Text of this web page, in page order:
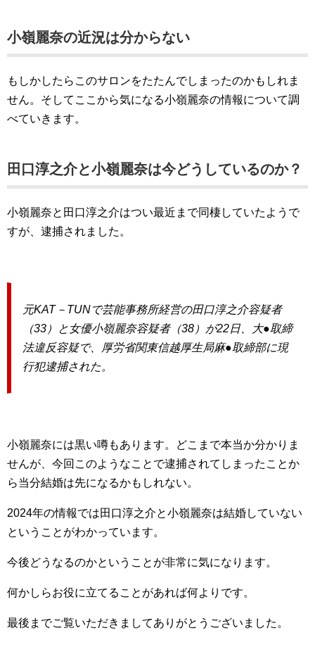
小嶺麗奈の近況は分からない
もしかしたらこのサロンをたたんでしまったのかもしれま
せん。そしてここから気になる小嶺麗奈の情報について調
べていきます。
田口淳之介と小嶺麗奈は今どうしているのか？
小嶺麗奈と田口淳之介はつい最近まで同棲していたようで
すが、逮捕されました。
元KAT－TUNで芸能事務所経営の田口淳之介容疑者
（33）と女優小嶺麗奈容疑者（38）が22日、大●取締
法違反容疑で、厚労省関東信越厚生局麻●取締部に現
行犯逮捕された。
小嶺麗奈には黒い噂もあります。どこまで本当か分かりま
せんが、今回このようなことで逮捕されてしまったことか
ら当分結婚は先になるかもしれない。
2024年の情報では田口淳之介と小嶺麗奈は結婚していない
ということがわかっています。
今後どうなるのかということが非常に気になります。
何かしらお役に立てることがあれば何よりです。
最後までご覧いただきましてありがとうございました。